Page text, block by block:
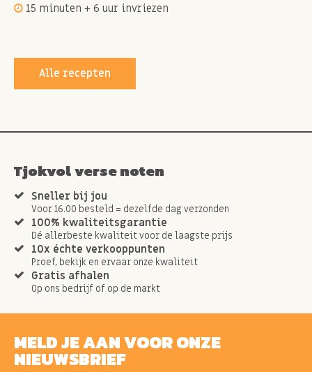
15 minuten + 6 uur invriezen
Alle recepten
Tjokvol verse noten
Sneller bij jou
Voor 16.00 besteld = dezelfde dag verzonden
100% kwaliteitsgarantie
Dé allerbeste kwaliteit voor de laagste prijs
10x échte verkooppunten
Proef, bekijk en ervaar onze kwaliteit
Gratis afhalen
Op ons bedrijf of op de markt
MELD JE AAN VOOR ONZE
NIEUWSBRIEF